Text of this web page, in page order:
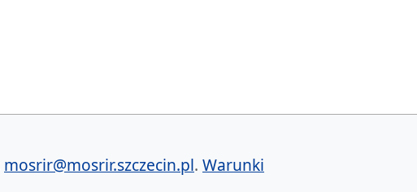
mosrir@mosrir.szczecin.pl. Warunki